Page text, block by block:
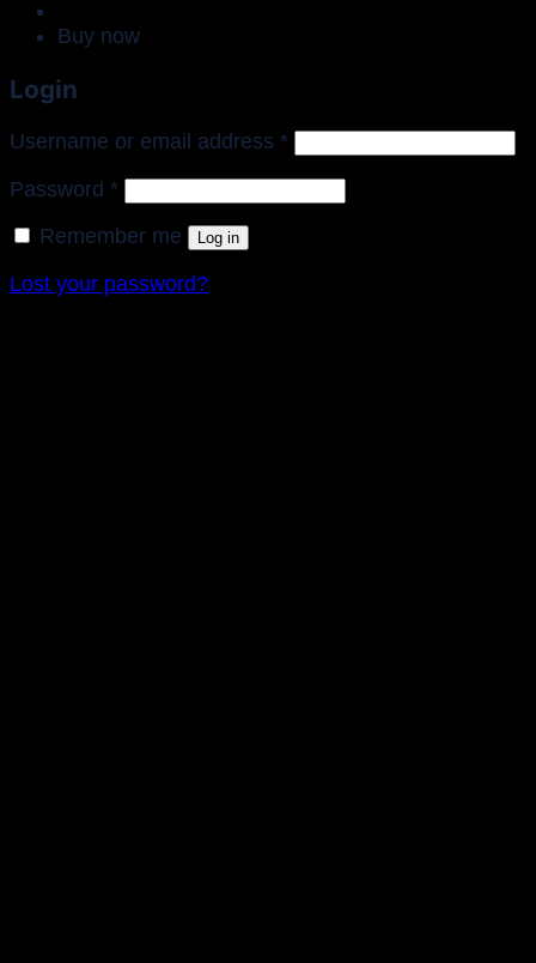
Buy now
Login
Username or email address *Required
Password *Required
Remember me Log in
Lost your password?